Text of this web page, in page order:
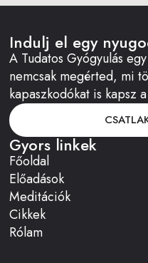
Indulj el egy
A Tudatos Gyógyulás
nemcsak megérted, mi
kapaszkodókat is kapsz
Gyors linkek
Főoldal
Előadások
Meditációk
Cikkek
Rólam